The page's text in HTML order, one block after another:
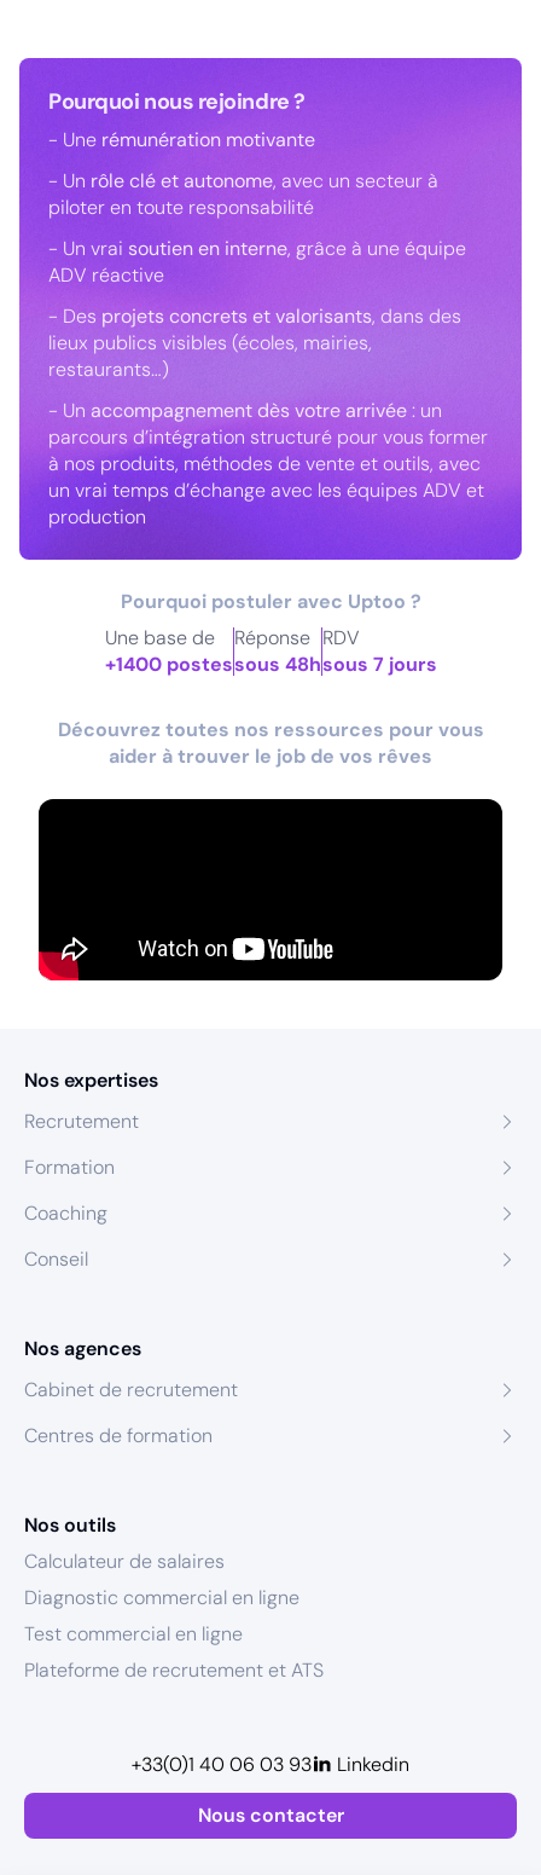
Pourquoi nous rejoindre ?
- Une rémunération motivante
- Un rôle clé et autonome, avec un secteur à
piloter en toute responsabilité
- Un vrai soutien en interne, grâce à une équipe
ADV réactive
- Des projets concrets et valorisants, dans des
lieux publics visibles (écoles, mairies,
restaurants…)
- Un accompagnement dès votre arrivée: un
parcours d’intégration structuré pour vous former
à nos produits, méthodes de vente et outils, avec
un vrai temps d’échange avec les équipes ADV et
production
Pourquoi postuler avec Uptoo ?
Une base de
+1400 postes
Réponse
sous 48h
RDV
sous 7 jours
Découvrez toutes nos ressources pour vous
aider à trouver le job de vos rêves
Nos expertises
Recrutement
Formation
Coaching
Conseil
Nos agences
Cabinet de recrutement
Centres de formation
Nos outils
Calculateur de salaires
Diagnostic commercial en ligne
Test commercial en ligne
Plateforme de recrutement et ATS
Nous contacter
+33(0)1 40 06 03 93 Linkedin